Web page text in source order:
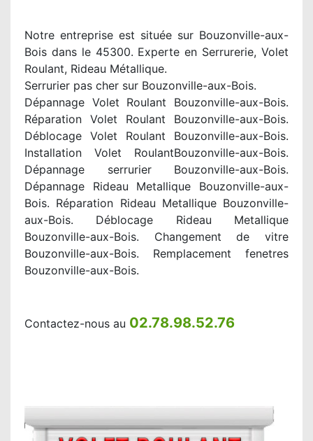
Notre entreprise est située sur Bouzonville-aux-
Bois dans le 45300. Experte en Serrurerie, Volet
Roulant, Rideau Métallique.
Serrurier pas cher sur Bouzonville-aux-Bois.
Dépannage Volet Roulant Bouzonville-aux-Bois.
Réparation Volet Roulant Bouzonville-aux-Bois.
Déblocage Volet Roulant Bouzonville-aux-Bois.
Installation Volet RoulantBouzonville-aux-Bois.
Dépannage serrurier Bouzonville-aux-Bois.
Dépannage Rideau Metallique Bouzonville-aux-
Bois. Réparation Rideau Metallique Bouzonville-
aux-Bois. Déblocage Rideau Metallique
Bouzonville-aux-Bois. Changement de vitre
Bouzonville-aux-Bois. Remplacement fenetres
Bouzonville-aux-Bois.
Contactez-nous au 02.78.98.52.76